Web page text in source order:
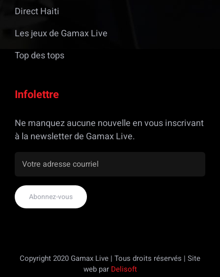
Direct Haiti
Les jeux de Gamax Live
Top des tops
Infolettre
Ne manquez aucune nouvelle en vous inscrivant
à la newsletter de Gamax Live.
Copyright 2020 Gamax Live | Tous droits réservés | Site
web par Delisoft